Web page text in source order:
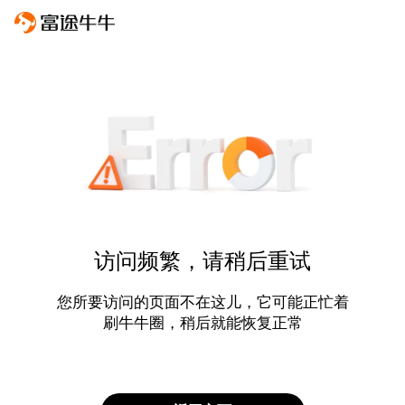
访问频繁，请稍后重试
您所要访问的页面不在这儿，它可能正忙着
刷牛牛圈，稍后就能恢复正常